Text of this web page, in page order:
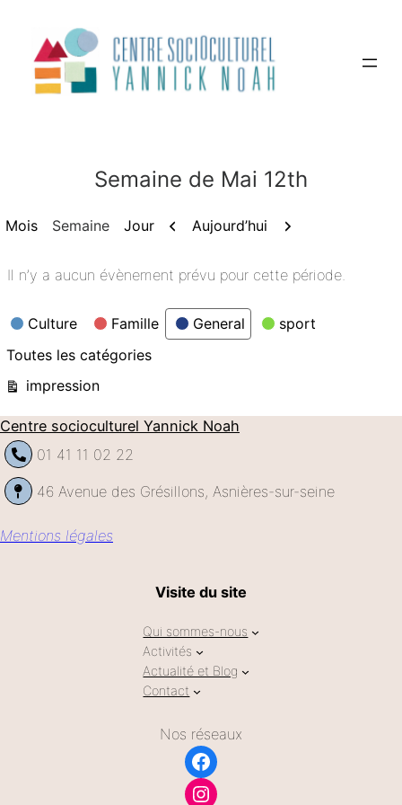
contenu
Semaine de Mai 12th
Mois Semaine Jour Précédent
Aujourd’hui Suivant
Il n’y a aucun évènement prévu pour cette période.
Catégories
Culture Famille General
sport
Toutes les catégories
Vue
impression
Centre socioculturel Yannick Noah
01 41 11 02 22
46 Avenue des Grésillons, Asnières-sur-seine
Mentions légales
Visite du site
Qui sommes-nous
Activités
Actualité et Blog
Contact
Nos réseaux
Facebook
Instagram